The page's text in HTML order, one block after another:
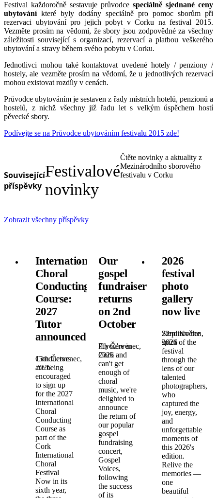
Festival každoročně sestavuje průvodce speciálně sjednané ceny
ubytováníkteré byly dodány speciálně pro pomoc sborům při
rezervaci ubytování pro jejich pobyt v Corku na festival 2015.
Vezměte prosím na vědomí, že sbory jsou zodpovědné za všechny
záležitosti související s organizací, rezervací a platbou veškerého
ubytování a stravy během svého pobytu v Corku.
Jednotlivci mohou také kontaktovat uvedené hotely / penziony /
hostely, ale vezměte prosím na vědomí, že u jednotlivých rezervací
mohou existovat rozdíly v cenách.
Průvodce ubytováním je sestaven z řady místních hotelů, penzionů a
hostelů, z nichž všechny již řadu let s velkým úspěchem hostí
pěvecké sbory.
Podívejte se na Průvodce ubytováním festivalu 2015 zde!
Související
příspěvky
Festivalové
novinky
Čtěte novinky a aktuality z
Mezinárodního sborového
festivalu v Corku
Zobrazit všechny příspěvky
International
Choral
Conducting
Course:
2027
Tutor
announced!
15th Červenec,
2026
Conductors
are being
encouraged
to sign up
for the 2027
International
Choral
Conducting
Course as
part of the
Cork
International
Choral
Festival
Now in its
sixth year,
Our
gospel
fundraiser
returns
on 2nd
October
7th Červenec,
2026
If you're in
Cork and
can't get
enough of
choral
music, we're
delighted to
announce
the return of
our popular
gospel
fundraising
concert,
Gospel
Voices,
following
the success
of its
2026
festival
photo
gallery
now live
22nd Květen,
2026
Step into the
spirit of the
festival
through the
lens of our
talented
photographers,
who
captured the
joy, energy,
and
unforgettable
moments of
this 2026's
edition.
Relive the
memories —
one
beautiful